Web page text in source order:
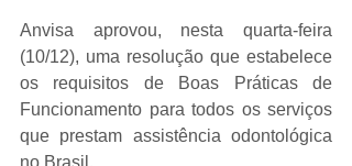
Anvisa aprovou, nesta quarta-feira
(10/12), uma resolução que estabelece
os requisitos de Boas Práticas de
Funcionamento para todos os serviços
que prestam assistência odontológica
no Brasil.